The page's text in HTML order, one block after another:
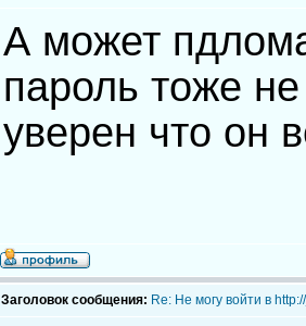
А может
пароль тоже
уверен что он
Заголовок сообщения: Re: Не могу войти в